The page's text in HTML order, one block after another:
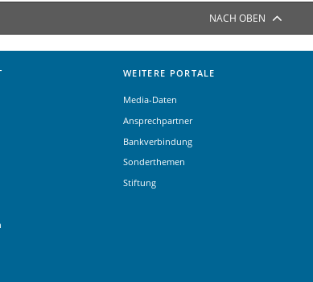
NACH OBEN
WEITERE PORTALE
Media-Daten
Ansprechpartner
Bankverbindung
Sonderthemen
Stiftung